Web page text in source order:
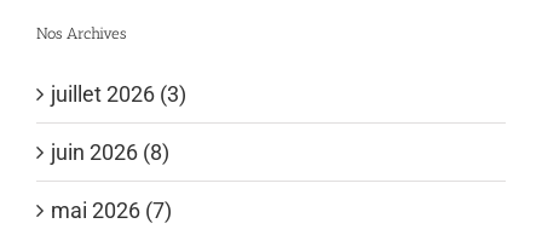
Nos Archives
juillet 2026 (3)
juin 2026 (8)
mai 2026 (7)